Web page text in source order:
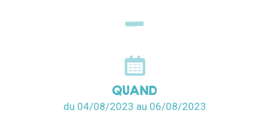
QUAND
du 04/08/2023 au 06/08/2023